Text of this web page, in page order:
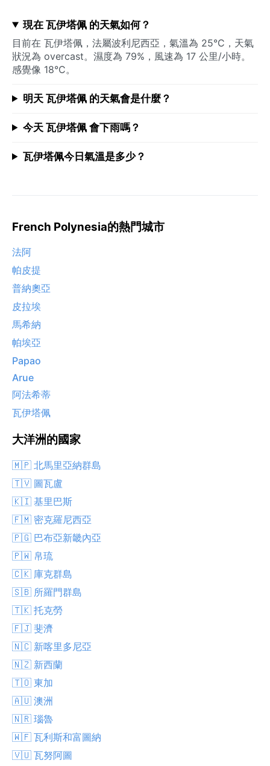
現在 瓦伊塔佩 的天氣如何？
目前在 瓦伊塔佩，法屬波利尼西亞，氣溫為 25°C，天氣
狀況為 overcast。濕度為 79%，風速為 17 公里/小時。
感覺像 18°C。
明天 瓦伊塔佩 的天氣會是什麼？
今天 瓦伊塔佩 會下雨嗎？
瓦伊塔佩今日氣溫是多少？
French Polynesia的熱門城市
法阿
帕皮提
普納奧亞
皮拉埃
馬希納
帕埃亞
Papao
Arue
阿法希蒂
瓦伊塔佩
大洋洲的國家
🇲🇵 北馬里亞納群島
🇹🇻 圖瓦盧
🇰🇮 基里巴斯
🇫🇲 密克羅尼西亞
🇵🇬 巴布亞新畿內亞
🇵🇼 帛琉
🇨🇰 庫克群島
🇸🇧 所羅門群島
🇹🇰 托克勞
🇫🇯 斐濟
🇳🇨 新喀里多尼亞
🇳🇿 新西蘭
🇹🇴 東加
🇦🇺 澳洲
🇳🇷 瑙魯
🇼🇫 瓦利斯和富圖納
🇻🇺 瓦努阿圖